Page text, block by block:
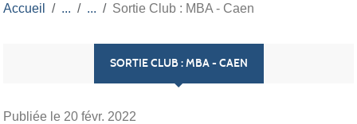
Accueil Sortie Club : MBA - Caen
SORTIE CLUB : MBA - CAEN
Publiée le 20 févr. 2022